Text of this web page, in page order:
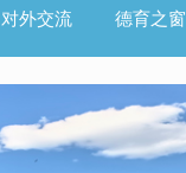
对外交流 德育之窗